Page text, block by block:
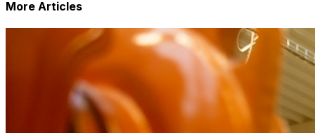
More Articles